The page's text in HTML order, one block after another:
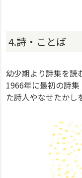
4.詩・ことば
幼少期より詩集を読
1966年に最初の詩
た詩人やなせたかし